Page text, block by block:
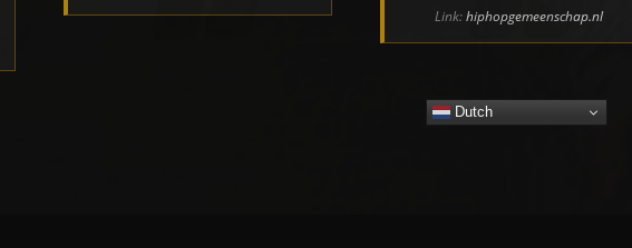
Link:hiphopgemeenschap.nl
Dutch